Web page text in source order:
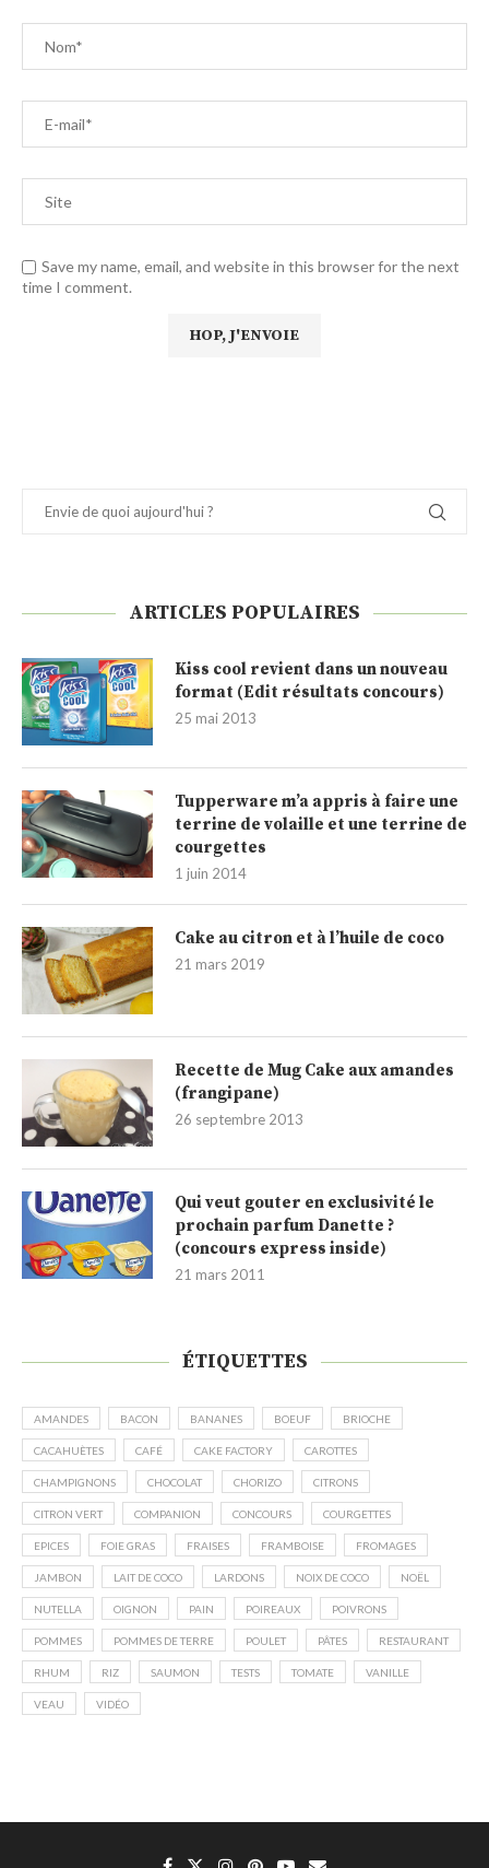
Save my name, email, and website in this browser for the next
time I comment.
ARTICLES POPULAIRES
Kiss cool revient dans un nouveau
format (Edit résultats concours)
25 mai 2013
Tupperware m’a appris à faire une
terrine de volaille et une terrine de
courgettes
1 juin 2014
Cake au citron et à l’huile de coco
21 mars 2019
Recette de Mug Cake aux amandes
(frangipane)
26 septembre 2013
Qui veut gouter en exclusivité le
prochain parfum Danette ?
(concours express inside)
21 mars 2011
ÉTIQUETTES
AMANDES BACON BANANES BOEUF BRIOCHE
CACAHUÈTES CAFÉ CAKE FACTORY CAROTTES
CHAMPIGNONS CHOCOLAT CHORIZO CITRONS
CITRON VERT COMPANION CONCOURS COURGETTES
EPICES FOIE GRAS FRAISES FRAMBOISE FROMAGES
JAMBON LAIT DE COCO LARDONS NOIX DE COCO NOËL
NUTELLA OIGNON PAIN POIREAUX POIVRONS
POMMES POMMES DE TERRE POULET PÂTES RESTAURANT
RHUM RIZ SAUMON TESTS TOMATE VANILLE
VEAU VIDÉO